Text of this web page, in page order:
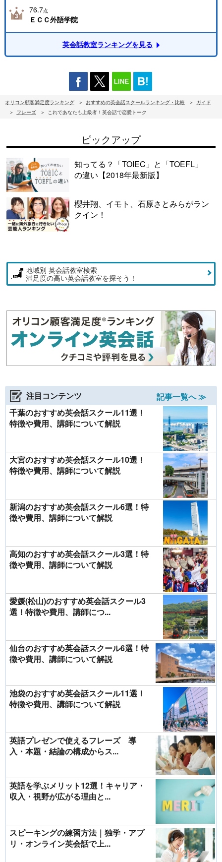
76.7点
ＥＣＣ外語学院
英会話教室ランキングを見る
オリコン顧客満足度ランキング おすすめの英会話スクールランキング・比較
ガイド
フレーズ
これであなたも上級者！英会話で恋愛トーク
ピックアップ
知ってる？「TOIEC」と「TOEFL」
の違い【2018年最新版】
櫻井翔、イモト、石原さとみらがラン
クイン！
地域別 英会話教室検索
満足度の高い英会話教室を探そう！
注目コンテンツ
記事一覧へ ≫
千葉のおすすめ英会話スクール11選！
特徴や費用、講師について解説
大宮のおすすめ英会話スクール10選！
特徴や費用、講師について解説
新潟のおすすめ英会話スクール6選！特
徴や費用、講師について解説
高知のおすすめ英会話スクール3選！特
徴や費用、講師について解説
愛媛(松山)のおすすめ英会話スクール3
選！特徴や費用、講師につ...
仙台のおすすめ英会話スクール6選！特
徴や費用、講師について解説
池袋のおすすめ英会話スクール11選！
特徴や費用、講師について解説
英語プレゼンで使えるフレーズ 導
入・本題・結論の構成からス...
英語を学ぶメリット12選！キャリア・
収入・視野が広がる理由と...
スピーキングの練習方法｜独学・アプ
リ・オンライン英会話で上...